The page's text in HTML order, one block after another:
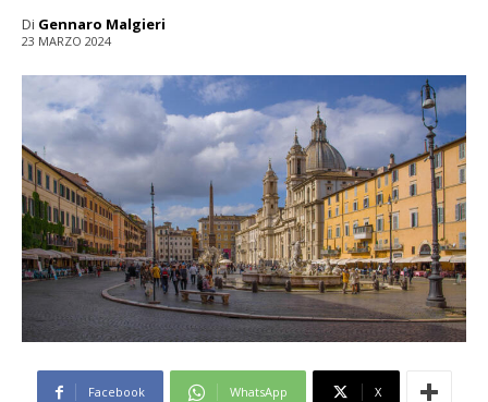
Di Gennaro Malgieri
23 MARZO 2024
Facebook WhatsApp X